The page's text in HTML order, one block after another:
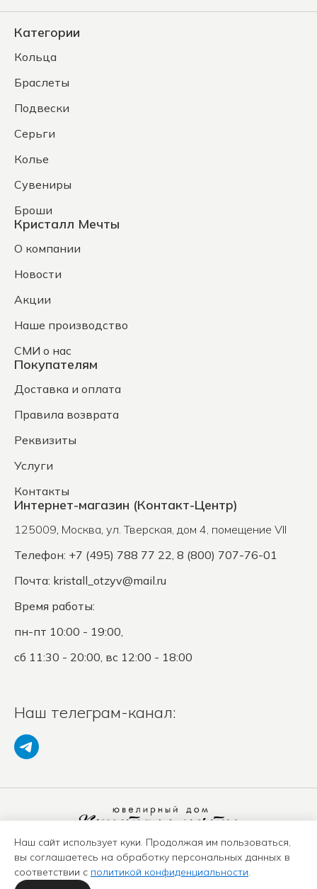
Категории
Кольца
Браслеты
Подвески
Серьги
Колье
Сувениры
Броши
Кристалл Мечты
О компании
Новости
Акции
Наше производство
СМИ о нас
Покупателям
Доставка и оплата
Правила возврата
Реквизиты
Услуги
Контакты
Интернет-магазин (Контакт-Центр)
125009, Москва, ул. Тверская, дом 4, помещение VII
Телефон: +7 (495) 788 77 22, 8 (800) 707-76-01
Почта: kristall_otzyv@mail.ru
Время работы:
пн-пт 10:00 - 19:00,
сб 11:30 - 20:00, вс 12:00 - 18:00
Наш телеграм-канал:
Политика конфиденциальности
Положение о защите ПД
Оферта
Наш сайт использует куки. Продолжая им пользоваться,
вы соглашаетесь на обработку персональных данных в
соответствии с политикой конфиденциальности.